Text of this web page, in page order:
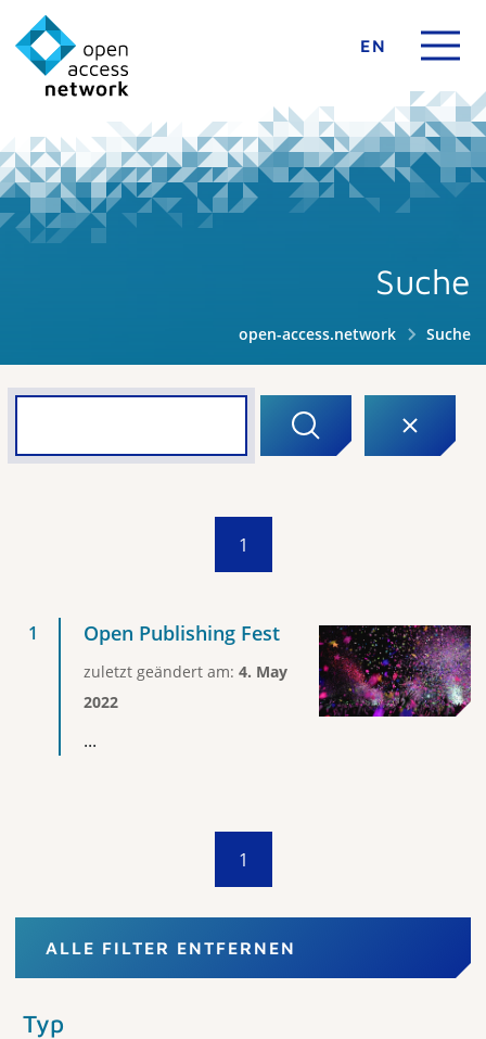
EN
Suche
open-access.network Suche
1
Open Publishing Fest
zuletzt geändert am: 4. May
2022
...
1
ALLE FILTER ENTFERNEN
Typ